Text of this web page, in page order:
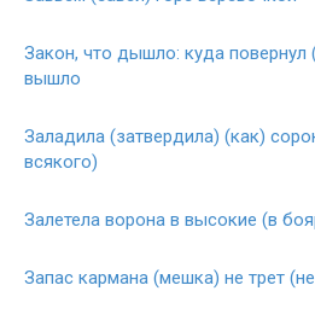
Закон, что дышло: куда повернул
вышло
Заладила (затвердила) (как)
всякого)
Залетела ворона в высокие (в
Запас кармана (мешка) не трет